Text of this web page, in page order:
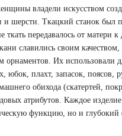
владели искусством
и шерсти. Ткацкий станок был
ткать передавалось от матери к
славились своим качеством,
орнаментов. Их использовали
юбок, плахт, запасок, поясов,
обихода (скатертей,
атрибутов. Каждое
функцию, но и глубокий